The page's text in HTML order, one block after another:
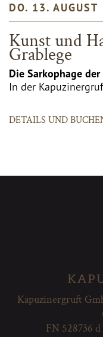
DO. 13. AUGUST
Kunst und
Grablege
Die Sarkophage
In der
DETAILS UND
Kapuzinergruft
FN 528736